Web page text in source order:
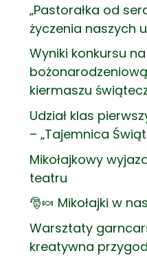
„Pastorałka od
życzenia naszych
Wyniki konkursu
kiermaszu
Udział klas
– „Tajemnica
Mikołajkowy
teatru
🎅🍬 Mikołajki w
Warsztaty
kreatywna